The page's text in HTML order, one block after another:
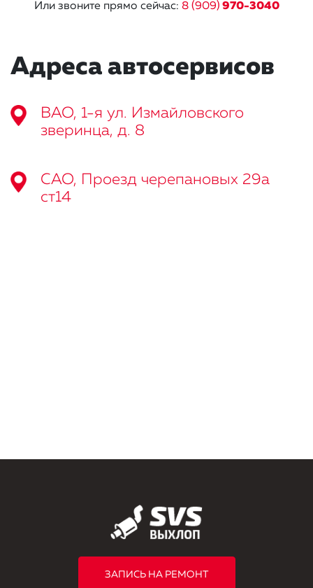
Или звоните прямо сейчас: 8 (909) 970-3040
Адреса автосервисов
ВАО, 1-я ул. Измайловского
зверинца, д. 8
САО, Проезд черепановых 29а
ст14
ЗАПИСЬ НА РЕМОНТ